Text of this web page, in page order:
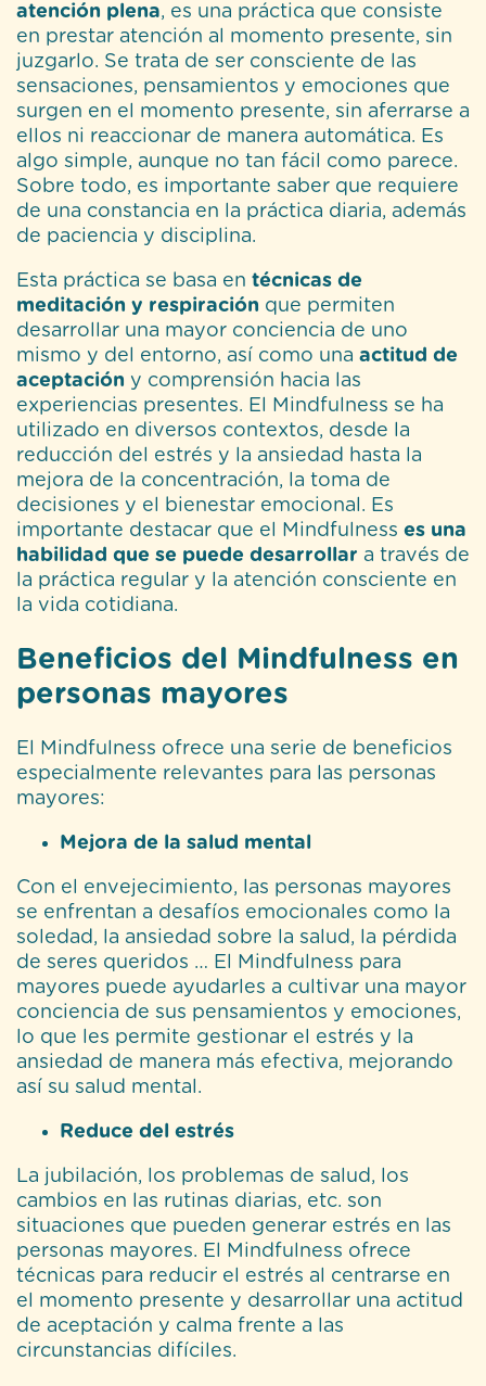
atención plena, es una práctica que consiste
en prestar atención al momento presente, sin
juzgarlo. Se trata de ser consciente de las
sensaciones, pensamientos y emociones que
surgen en el momento presente, sin aferrarse a
ellos ni reaccionar de manera automática. Es
algo simple, aunque no tan fácil como parece.
Sobre todo, es importante saber que requiere
de una constancia en la práctica diaria, además
de paciencia y disciplina.
Esta práctica se basa en técnicas de
meditación y respiración que permiten
desarrollar una mayor conciencia de uno
mismo y del entorno, así como una actitud de
aceptación y comprensión hacia las
experiencias presentes. El Mindfulness se ha
utilizado en diversos contextos, desde la
reducción del estrés y la ansiedad hasta la
mejora de la concentración, la toma de
decisiones y el bienestar emocional. Es
importante destacar que el Mindfulness es una
habilidad que se puede desarrollar a través de
la práctica regular y la atención consciente en
la vida cotidiana.
Beneficios del Mindfulness en
personas mayores
El Mindfulness ofrece una serie de beneficios
especialmente relevantes para las personas
mayores:
Mejora de la salud mental
Con el envejecimiento, las personas mayores
se enfrentan a desafíos emocionales como la
soledad, la ansiedad sobre la salud, la pérdida
de seres queridos … El Mindfulness para
mayores puede ayudarles a cultivar una mayor
conciencia de sus pensamientos y emociones,
lo que les permite gestionar el estrés y la
ansiedad de manera más efectiva, mejorando
así su salud mental.
Reduce del estrés
La jubilación, los problemas de salud, los
cambios en las rutinas diarias, etc. son
situaciones que pueden generar estrés en las
personas mayores. El Mindfulness ofrece
técnicas para reducir el estrés al centrarse en
el momento presente y desarrollar una actitud
de aceptación y calma frente a las
circunstancias difíciles.